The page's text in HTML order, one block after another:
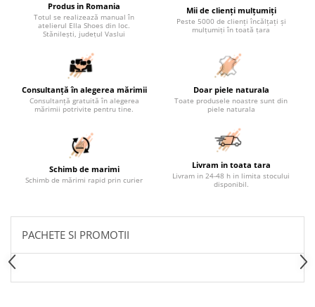
Produs in Romania
Totul se realizează manual în
atelierul Ella Shoes din loc.
Stănilești, județul Vaslui
Mii de clienți mulțumiți
Peste 5000 de clienți încălțați și
mulțumiți în toată țara
Consultanță în alegerea mărimii
Consultanță gratuită în alegerea
mărimii potrivite pentru tine.
Doar piele naturala
Toate produsele noastre sunt din
piele naturala
Schimb de marimi
Schimb de mărimi rapid prin curier
Livram in toata tara
Livram in 24-48 h in limita stocului
disponibil.
PACHETE SI PROMOTII